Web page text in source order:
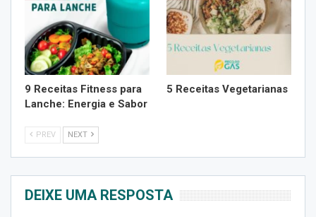
9 Receitas Fitness para
Lanche: Energia e Sabor
5 Receitas Vegetarianas
PREV NEXT
DEIXE UMA RESPOSTA